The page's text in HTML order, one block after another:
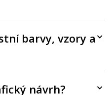
barvy, vzory a
návrh?